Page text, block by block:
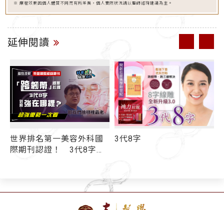
※ 療程效果因個人體質不同而有所差異，個人實際狀況請以醫師諮詢建議為主。
延伸閱讀
世界排名第一美容外科國
際期刊認證！ 3代8字線
3代8字